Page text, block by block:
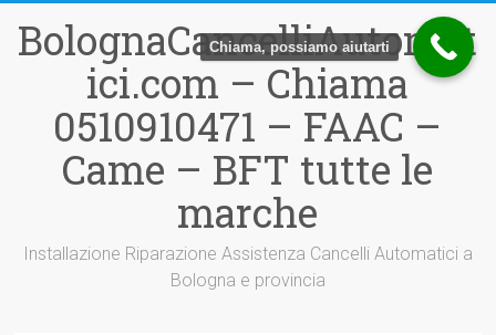
contenuto
BolognaCancelliAutomat
ici.com – Chiama
0510910471 – FAAC –
Came – BFT tutte le
marche
Installazione Riparazione Assistenza Cancelli Automatici a
Bologna e provincia
Chiama, possiamo aiutarti